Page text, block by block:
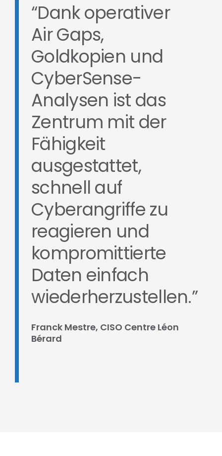
“Dank operativer
Air Gaps,
Goldkopien und
CyberSense-
Analysen ist das
Zentrum mit der
Fähigkeit
ausgestattet,
schnell auf
Cyberangriffe zu
reagieren und
kompromittierte
Daten einfach
wiederherzustellen.”
Franck Mestre, CISO Centre Léon
Bérard